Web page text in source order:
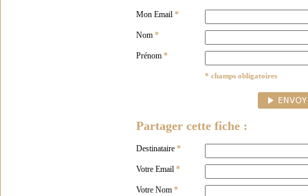
Mon Email *
Nom *
Prénom *
* champs obligatoires
Partager cette fiche :
Destinataire *
Votre Email *
Votre Nom *